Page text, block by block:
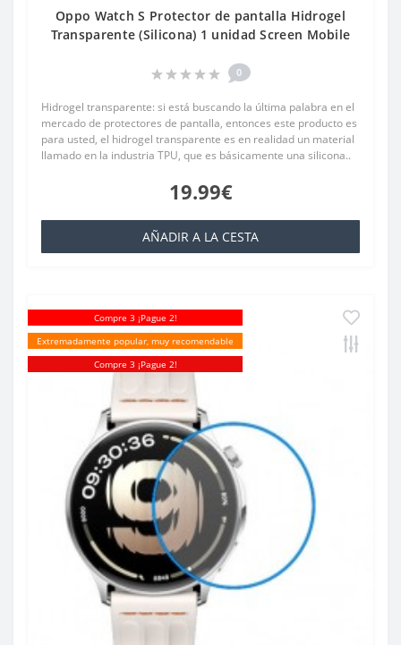
Oppo Watch S Protector de pantalla Hidrogel
Transparente (Silicona) 1 unidad Screen Mobile
0
Hidrogel transparente: si está buscando la última palabra en el
mercado de protectores de pantalla, entonces este producto es
para usted, el hidrogel transparente es en realidad un material
llamado en la industria TPU, que es básicamente una silicona..
19.99€
AÑADIR A LA CESTA
Compre 3 ¡Pague 2!
Extremadamente popular, muy recomendable
Compre 3 ¡Pague 2!